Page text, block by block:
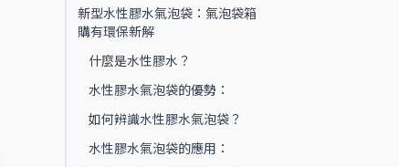
新型水性膠水氣泡袋：氣泡袋箱
購有環保新解
什麼是水性膠水？
水性膠水氣泡袋的優勢：
如何辨識水性膠水氣泡袋？
水性膠水氣泡袋的應用：